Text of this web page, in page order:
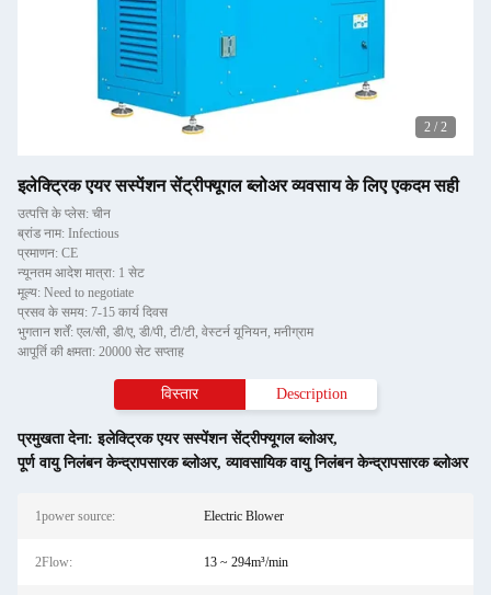
2 / 2
इलेक्ट्रिक एयर सस्पेंशन सेंट्रीफ्यूगल ब्लोअर व्यवसाय के लिए एकदम सही
उत्पत्ति के प्लेस: चीन
ब्रांड नाम: Infectious
प्रमाणन: CE
न्यूनतम आदेश मात्रा: 1 सेट
मूल्य: Need to negotiate
प्रसव के समय: 7-15 कार्य दिवस
भुगतान शर्तें: एल/सी, डी/ए, डी/पी, टी/टी, वेस्टर्न यूनियन, मनीग्राम
आपूर्ति की क्षमता: 20000 सेट सप्ताह
विस्तार Description
प्रमुखता देना:इलेक्ट्रिक एयर सस्पेंशन सेंट्रीफ्यूगल ब्लोअर,
पूर्ण वायु निलंबन केन्द्रापसारक ब्लोअर,व्यावसायिक वायु निलंबन केन्द्रापसारक ब्लोअर
1power source: Electric Blower
2Flow: 13 ~ 294m³/min